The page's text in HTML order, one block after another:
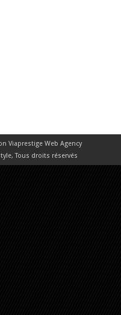
Viaprestige Web Agency
Tous droits réservés